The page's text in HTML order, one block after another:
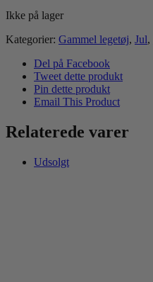
Ikke på lager
Kategorier: Gammel legetøj, Jul,
Del på Facebook
Tweet dette produkt
Pin dette produkt
Email This Product
Relaterede varer
Udsolgt